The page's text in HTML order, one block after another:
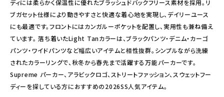
ディには柔らかく保温性に優れたブラッシュドバックフリース素材を採用。リ
ブガセット仕様により動きやすさと快適な着心地を実現し、デイリーユース
にも最適です。フロントにはカンガルーポケットを配置し、実用性も兼ね備え
ています。 落ち着いたLight Tanカラーは、ブラックパンツ・デニム・カーゴ
パンツ・ワイドパンツなど幅広いアイテムと相性抜群。シンプルながら洗練
されたカラーリングで、秋冬から春先まで活躍する万能パーカーです。
Supreme パーカー、アラビックロゴ、ストリートファッション、スウェットフー
ディーを探している方におすすめの2026SS人気アイテム。